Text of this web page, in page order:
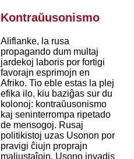
Kontraŭusonismo
Aliflanke, la rusa
propagando dum multaj
jardekoj laboris por fortigi
favorajn esprimojn en
Afriko. Tio eble estas la plej
efika ilo, kiu baziĝas sur du
kolonoj: kontraŭusonismo
kaj seninterrompa ripetado
de mensogoj. Rusaj
politikistoj uzas Usonon por
pravigi ĉiujn proprajn
maljustaĵojn. Usono invadis